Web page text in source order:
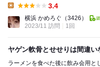
3.4
横浜 かめろぐ （3426）
2023/11 訪問
1回
ヤゲン軟骨とせせりは間違い
ラーメンを食べた後に飲み会用と